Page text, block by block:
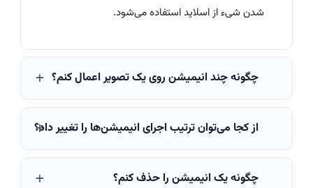
شدن شیء از اسلاید استفاده می‌شود.
چگونه چند انیمیشن روی یک تصویر اعمال کنم؟
پس از انتخاب تصویر، از گزینه
Add Animation
جدید به همان شیء اضافه شود.
از کجا می‌توان ترتیب اجرای انیمیشن‌ها را تغییر داد؟
در پنجره Animation Pane
می‌توانید با استفاده ازچگونه یک انیمیشن را حذف کنم؟